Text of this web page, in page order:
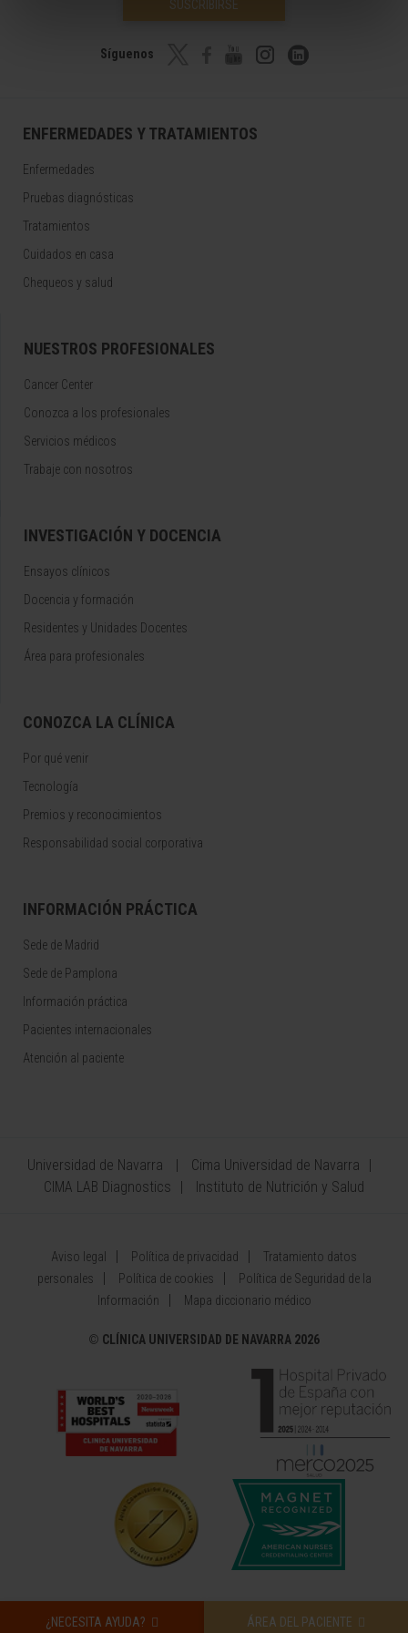
¿NECESITA AYUDA? ÁREA DEL PACIENTE
SUSCRIBIRSE
Síguenos
ENFERMEDADES Y TRATAMIENTOS
Enfermedades
Pruebas diagnósticas
Tratamientos
Cuidados en casa
Chequeos y salud
NUESTROS PROFESIONALES
Cancer Center
Conozca a los profesionales
Servicios médicos
Trabaje con nosotros
INVESTIGACIÓN Y DOCENCIA
Ensayos clínicos
Docencia y formación
Residentes y Unidades Docentes
Área para profesionales
CONOZCA LA CLÍNICA
Por qué venir
Tecnología
Premios y reconocimientos
Responsabilidad social corporativa
INFORMACIÓN PRÁCTICA
Sede de Madrid
Sede de Pamplona
Información práctica
Pacientes internacionales
Atención al paciente
Universidad de Navarra
Cima Universidad de Navarra
CIMA LAB Diagnostics
Instituto de Nutrición y Salud
Aviso legal Política de privacidad
Tratamiento datos
personales
Política de cookies
Política de Seguridad de la
Información
Mapa diccionario médico
© CLÍNICA UNIVERSIDAD DE NAVARRA 2026